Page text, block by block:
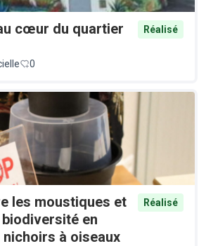
cœur du quartier
Réalisé
0
les moustiques et
en
à oiseaux
Réalisé